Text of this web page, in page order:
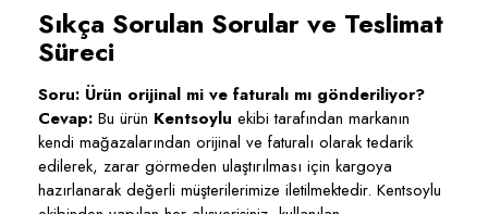
Sıkça Sorulan Sorular ve Teslimat
Süreci
Soru: Ürün orijinal mi ve faturalı mı gönderiliyor?
Cevap: Bu ürün Kentsoylu ekibi tarafından markanın
kendi mağazalarından orijinal ve faturalı olarak tedarik
edilerek, zarar görmeden ulaştırılması için kargoya
hazırlanarak değerli müşterilerimize iletilmektedir. Kentsoylu